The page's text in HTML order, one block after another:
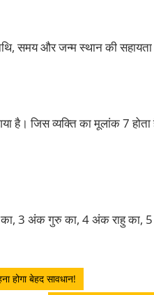
समय और जन्म स्थान की
है। जिस व्यक्ति का मूलांक 7
3 अंक गुरु का, 4 अंक राहु का,
होगा बेहद सावधान!